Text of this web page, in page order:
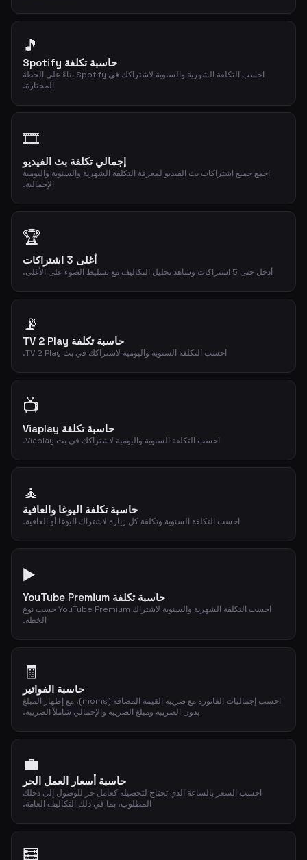
🎵
حاسبة تكلفة Spotify
احسب التكلفة الشهرية والسنوية لاشتراكك في Spotify بناءً على الخطة
المختارة.
🎞️
إجمالي تكلفة بث الفيديو
اجمع جميع اشتراكات بث الفيديو لمعرفة التكلفة الشهرية والسنوية واليومية
الإجمالية.
🏆
أغلى 3 اشتراكات
أدخل حتى 5 اشتراكات وشاهد تحليل التكاليف مع تسليط الضوء على الأغلى.
📡
حاسبة تكلفة TV 2 Play
احسب التكلفة السنوية واليومية لاشتراكك في بث TV 2 Play.
📺
حاسبة تكلفة Viaplay
احسب التكلفة السنوية واليومية لاشتراكك في بث Viaplay.
🧘
حاسبة تكلفة اليوغا والعافية
احسب التكلفة السنوية وتكلفة كل زيارة لاشتراك اليوغا أو العافية.
▶️
حاسبة تكلفة YouTube Premium
احسب التكلفة الشهرية والسنوية لاشتراك YouTube Premium حسب نوع
الخطة.
🧾
حاسبة الفواتير
احسب إجماليات الفاتورة مع ضريبة القيمة المضافة (moms)، مع إظهار المبلغ
بدون الضريبة ومبلغ الضريبة والإجمالي شاملاً الضريبة.
💼
حاسبة أسعار العمل الحر
احسب السعر بالساعة الذي تحتاج لتحصيله كعامل حر للوصول إلى دخلك
المطلوب، بما في ذلك التكاليف العامة.
🧮